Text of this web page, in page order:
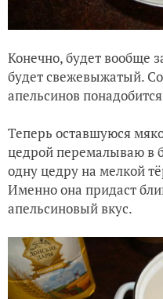
Конечно, будет вообще
будет свежевыжатый.
апельсинов
Теперь оставшуюся
цедрой перемалываю в
одну цедру на мелкой
Именно она придаст
апельсиновый вкус.